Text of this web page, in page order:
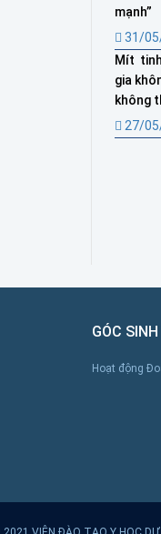
mạnh”
31/
Mít
gia
không
27/
GÓC SINH
Hoạt động